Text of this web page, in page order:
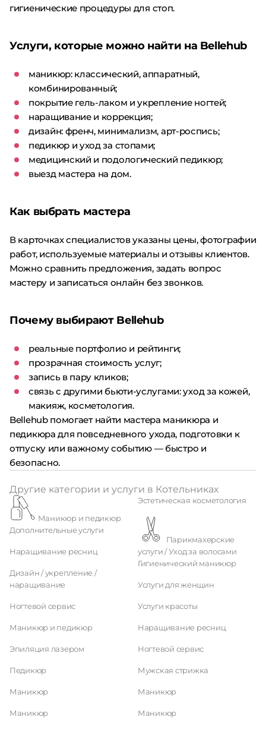
гигиенические процедуры для стоп.
Услуги, которые можно найти на Bellehub
маникюр: классический, аппаратный,
комбинированный;
покрытие гель-лаком и укрепление ногтей;
наращивание и коррекция;
дизайн: френч, минимализм, арт-роспись;
педикюр и уход за стопами;
медицинский и подологический педикюр;
выезд мастера на дом.
Как выбрать мастера
В карточках специалистов указаны цены, фотографии
работ, используемые материалы и отзывы клиентов.
Можно сравнить предложения, задать вопрос
мастеру и записаться онлайн без звонков.
Почему выбирают Bellehub
реальные портфолио и рейтинги;
прозрачная стоимость услуг;
запись в пару кликов;
связь с другими бьюти-услугами: уход за кожей,
макияж, косметология.
Bellehub помогает найти мастера маникюра и
педикюра для повседневного ухода, подготовки к
отпуску или важному событию — быстро и
безопасно.
Другие категории и услуги в Котельниках
Маникюр и педикюр
Дополнительные услуги
Наращивание ресниц
Дизайн / укрепление /
наращивание
Ногтевой сервис
Маникюр и педикюр
Эпиляция лазером
Педикюр
Маникюр
Маникюр
Эстетическая косметология
услуги / Уход за волосами
Гигиенический маникюр
Услуги для женщин
Услуги красоты
Наращивание ресниц
Ногтевой сервис
Мужская стрижка
Маникюр
Маникюр